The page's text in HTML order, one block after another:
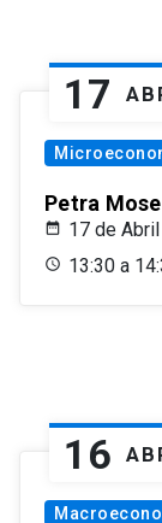
17
Petra
17 de
13:30 a
16